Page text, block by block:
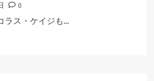
0
ラス・ケイジも...